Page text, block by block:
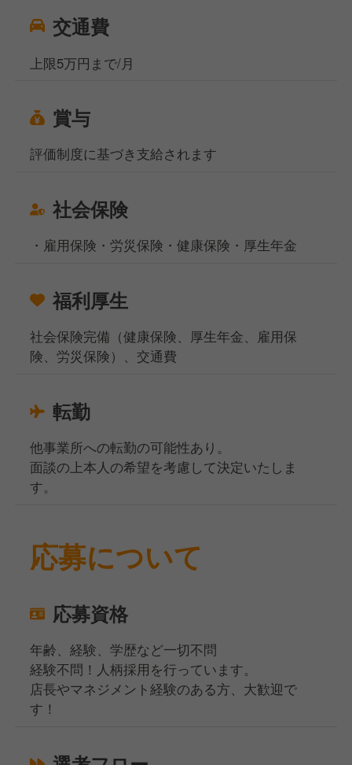
交通費
上限5万円まで/月
賞与
評価制度に基づき支給されます
社会保険
・雇用保険・労災保険・健康保険・厚生年金
福利厚生
社会保険完備（健康保険、厚生年金、雇用保
険、労災保険）、交通費
転勤
他事業所への転勤の可能性あり。
面談の上本人の希望を考慮して決定いたしま
す。
応募について
応募資格
年齢、経験、学歴など一切不問
経験不問！人柄採用を行っています。
店長やマネジメント経験のある方、大歓迎で
す！